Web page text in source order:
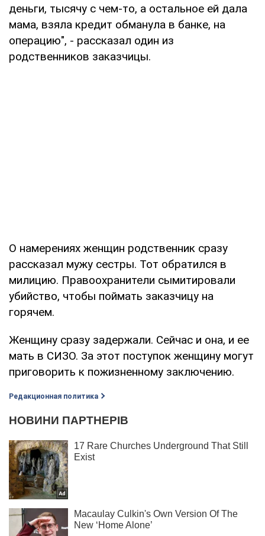
деньги, тысячу с чем-то, а остальное ей дала
мама, взяла кредит обманула в банке, на
операцию", - рассказал один из
родственников заказчицы.
О намерениях женщин родственник сразу
рассказал мужу сестры. Тот обратился в
милицию. Правоохранители сымитировали
убийство, чтобы поймать заказчицу на
горячем.
Женщину сразу задержали. Сейчас и она, и ее
мать в СИЗО. За этот поступок женщину могут
приговорить к пожизненному заключению.
Редакционная политика